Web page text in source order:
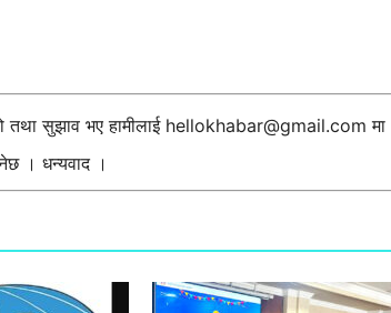
तथा सुझाव भए हामीलाई hellokhabar@gmail.com मा
। धन्यवाद ।